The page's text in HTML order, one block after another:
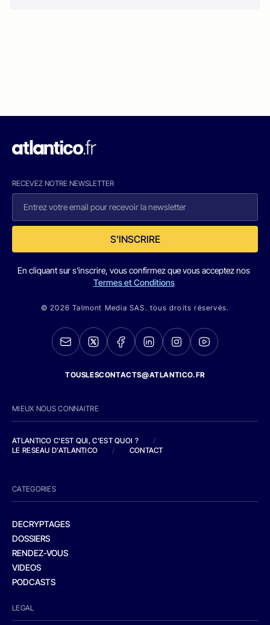
RECEVEZ NOTRE NEWSLETTER
S'INSCRIRE
En cliquant sur s'inscrire, vous confirmez que vous acceptez nos
Termes et Conditions
© 2026 Talmont Media SAS. tous droits réservés.
TOUSLESCONTACTS@ATLANTICO.FR
MIEUX NOUS CONNAITRE
ATLANTICO C'EST QUI, C'EST QUOI ?
/
LE RESEAU D'ATLANTICO
/ CONTACT
CATEGORIES
DECRYPTAGES
DOSSIERS
RENDEZ-VOUS
VIDEOS
PODCASTS
LEGAL